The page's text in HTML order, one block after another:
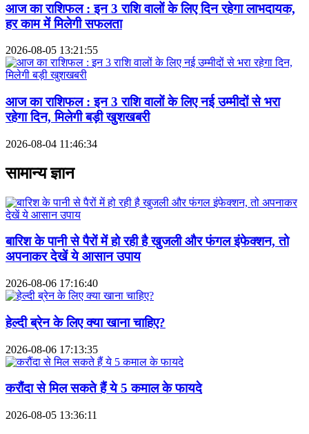
आज का राशिफल : इन 3 राशि वालों के लिए दिन रहेगा लाभदायक,
हर काम में मिलेगी सफलता
2026-08-05 13:21:55
आज का राशिफल : इन 3 राशि वालों के लिए नई उम्मीदों से भरा
रहेगा दिन, मिलेगी बड़ी खुशखबरी
2026-08-04 11:46:34
सामान्य ज्ञान
बारिश के पानी से पैरों में हो रही है खुजली और फंगल इंफेक्शन, तो
अपनाकर देखें ये आसान उपाय
2026-08-06 17:16:40
हेल्दी ब्रेन के लिए क्या खाना चाहिए?
2026-08-06 17:13:35
करौंदा से मिल सकते हैं ये 5 कमाल के फायदे
2026-08-05 13:36:11